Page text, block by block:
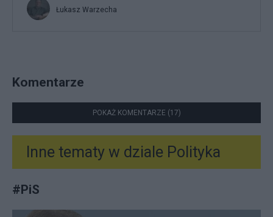
Łukasz Warzecha
Komentarze
POKAŻ KOMENTARZE (17)
Inne tematy w dziale Polityka
#PiS